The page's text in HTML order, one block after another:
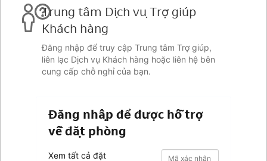
Trung tâm Dịch vụ Trợ giúp
Khách hàng
Đăng nhập để truy cập Trung tâm Trợ giúp,
liên lạc Dịch vụ Khách hàng hoặc liên hệ bên
cung cấp chỗ nghỉ của bạn.
Đăng nhập để được hỗ trợ
về đặt phòng
Xem tất cả đặt
Mã